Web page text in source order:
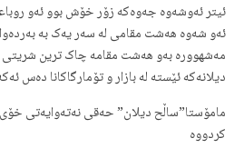
ئیتر ئەوشەوە جەوەکە زۆر خۆش بوو ئەو
ئەو شەوە هەشت مقامی لە سەر یەک بە
مەشهوورە بەو هەشت مقامە چاک ترین
دیلانەکە ئێستە لە بازار و تۆمارگاکانا دەس
مامۆستا”ساڵح دیلان” حەقی نەتەوایەتی خۆی
کردووە